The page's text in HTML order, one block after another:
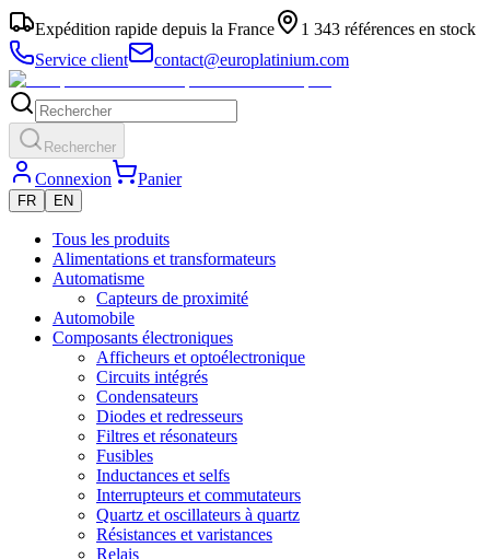
Expédition rapide depuis la France
1 343 références en stock
Service client
contact@europlatinium.com
Rechercher
Connexion Panier
FR EN
Tous les produits
Alimentations et transformateurs
Automatisme
Capteurs de proximité
Automobile
Composants électroniques
Afficheurs et optoélectronique
Circuits intégrés
Condensateurs
Diodes et redresseurs
Filtres et résonateurs
Fusibles
Inductances et selfs
Interrupteurs et commutateurs
Quartz et oscillateurs à quartz
Résistances et varistances
Relais